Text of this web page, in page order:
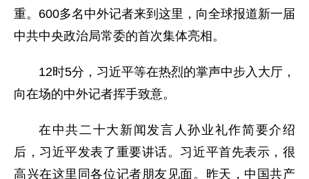
重。600多名中外记者来到这里，向全球报道新一届
中共中央政治局常委的首次集体亮相。
12时5分，习近平等在热烈的掌声中步入大厅，
向在场的中外记者挥手致意。
在中共二十大新闻发言人孙业礼作简要介绍
后，习近平发表了重要讲话。习近平首先表示，很
高兴在这里同各位记者朋友见面。昨天，中国共产